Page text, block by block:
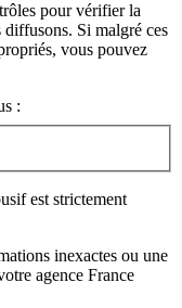
pour vérifier la
Si malgré ces
vous pouvez
:
est strictement
inexactes ou une
agence France